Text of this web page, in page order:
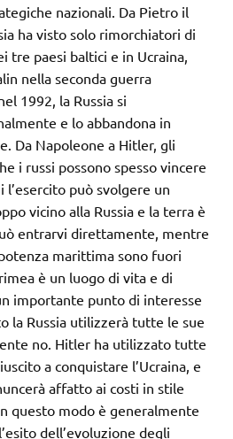
nazionali. Da Pietro il
ha visto solo rimorchiatori di
tre paesi baltici e in Ucraina,
nella seconda guerra
1992, la Russia si
e lo abbandona in
Da Napoleone a Hitler, gli
i russi possono spesso vincere
può svolgere un
vicino alla Russia e la terra è
entrarvi direttamente, mentre
marittima sono fuori
è un luogo di vita e di
importante punto di interesse
la Russia utilizzerà tutte le sue
no. Hitler ha utilizzato tutte
a conquistare l’Ucraina, e
affatto ai costi in stile
questo modo è generalmente
dell’evoluzione degli